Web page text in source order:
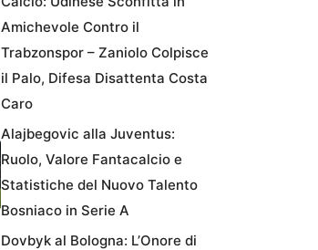
Amichevole Contro il
Trabzonspor – Zaniolo Colpisce
il Palo, Difesa Disattenta Costa
Caro
Alajbegovic alla Juventus:
Ruolo, Valore Fantacalcio e
Statistiche del Nuovo Talento
Bosniaco in Serie A
Dovbyk al Bologna: L’Onore di